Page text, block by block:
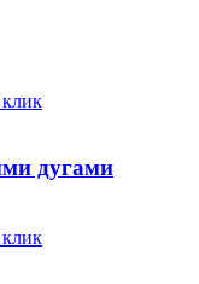
дугами